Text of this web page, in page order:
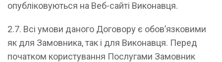
опубліковуються на Веб-сайті Виконавця.
2.7. Всі умови даного Договору є обов’язковими
як для Замовника, так і для Виконавця. Перед
початком користування Послугами Замовник